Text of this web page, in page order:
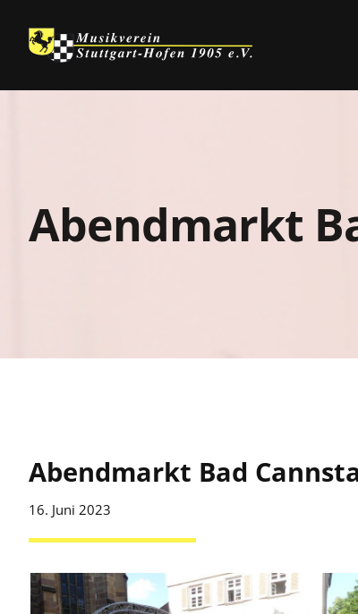
Abendmarkt
Abendmarkt Bad
16. Juni 2023